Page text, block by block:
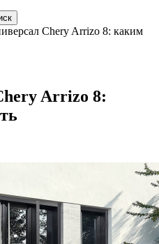
Chery Arrizo 8: каким
Arrizo 8: